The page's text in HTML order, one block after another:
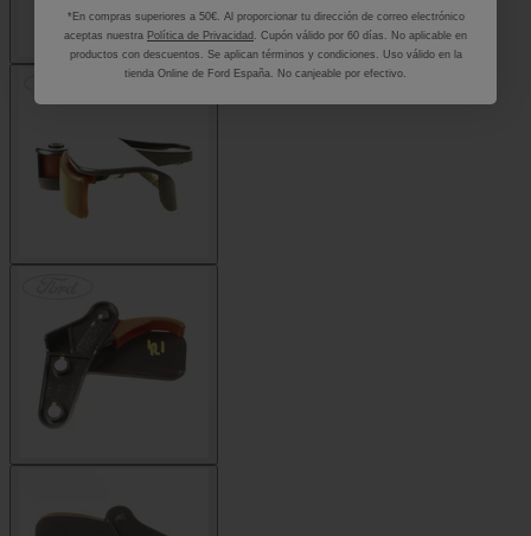
*En compras superiores a 50€. Al proporcionar tu dirección de correo electrónico
aceptas nuestra Política de Privacidad . Cupón válido por 60 días. No aplicable en
productos con descuentos. Se aplican términos y condiciones. Uso válido en la
tienda Online de Ford España. No canjeable por efectivo.